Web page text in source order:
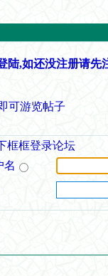
陆,如还没注册请先
可游览帖子
框框登录论坛
名